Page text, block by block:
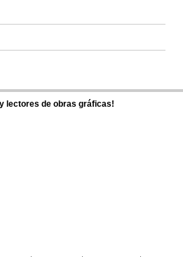
lectores de obras gráficas!